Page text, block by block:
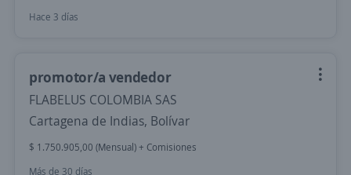
Hace 3 días
promotor/a vendedor
FLABELUS COLOMBIA SAS
Cartagena de Indias, Bolívar
$ 1.750.905,00 (Mensual) + Comisiones
Más de 30 días